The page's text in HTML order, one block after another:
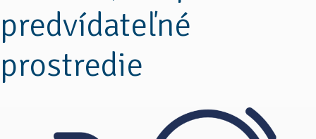
predvídateľné
prostredie